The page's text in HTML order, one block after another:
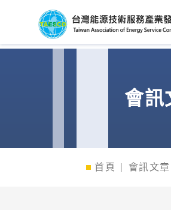
台灣能源技
會訊
首頁 會訊文章